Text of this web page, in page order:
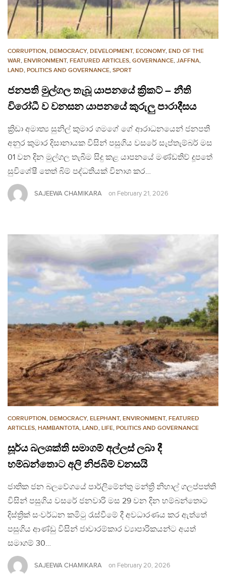
CORRUPTION, DEMOCRACY, DEVELOPMENT, ECONOMY, END OF THE
WAR, ENVIRONMENT, FEATURED ARTICLES, GOVERNANCE, JAFFNA,
LAND, POLITICS AND GOVERNANCE, SPORT
ජනපති මුල්ගල තැබූ යාපනයේ ක්‍රිකට් – නීති
විරෝධී ව වනසන යාපනයේ කුරුලු පාරාදීසය
ක්‍රිඩා අමාත්‍ය සුනිල් කුමාර ගමගේ ගේ ආරාධනයෙන් ජනපති
අනුර කුමාර දිසානායක විසින් පසුගිය වසරේ සැප්තැම්බර් මස
01 වන දින මුල්ගල තැබීම සිදු කළ යාපනයේ මණ්ඩතිව් දූපතේ
සුවිශේෂී තෙත් බිම් පද්ධතියක් විනාශ කර…
SAJEEWA CHAMIKARA on February 21, 2026
CORRUPTION, DEMOCRACY, ELEPHANT, ENVIRONMENT, FEATURED
ARTICLES, HAMBANTOTA, LAND, LIFE, POLITICS AND GOVERNANCE
සූර්ය බලශක්ති සමාගම් අල්ලස් ලබා දී
හම්බන්තොට අලි නිජබිම් වනසයි
ජාතික ජන බලවේගයේ පාර්ලිමේන්තු මන්ත්‍රි නිහාල් ගලප්පත්ති
විසින් පසුගිය වසරේ ජනවාරි මස 29 වන දින හම්බන්තොට
දිස්ත්‍රික් සංවර්ධන කමිටු රැස්වීමේ දී අවධාරණය කර ඇත්තේ
පසුගිය ආණ්ඩු විසින් ජාවාරම්කාර ව්‍යාපාරිකයන්ට අයත්
සමාගම් 30…
SAJEEWA CHAMIKARA on February 20, 2026